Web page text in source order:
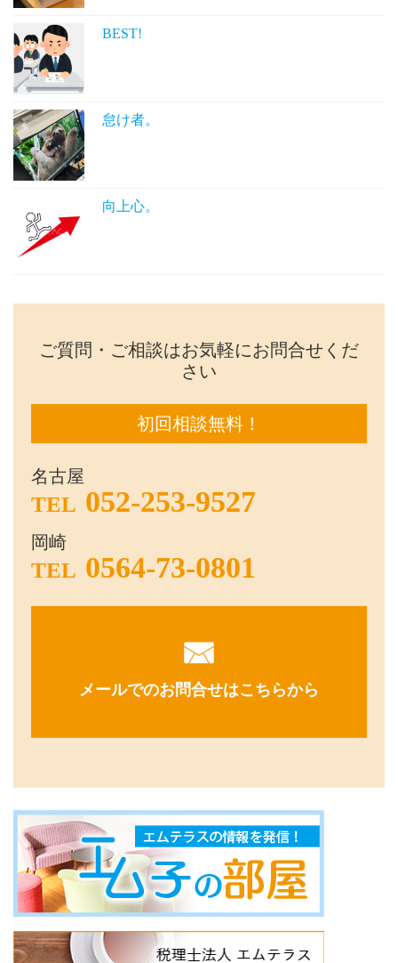
BEST!
怠け者。
向上心。
ご質問・ご相談はお気軽にお問合せくだ
さい
初回相談無料！
名古屋
TEL 052-253-9527
岡崎
TEL 0564-73-0801
メールでのお問合せはこちらから